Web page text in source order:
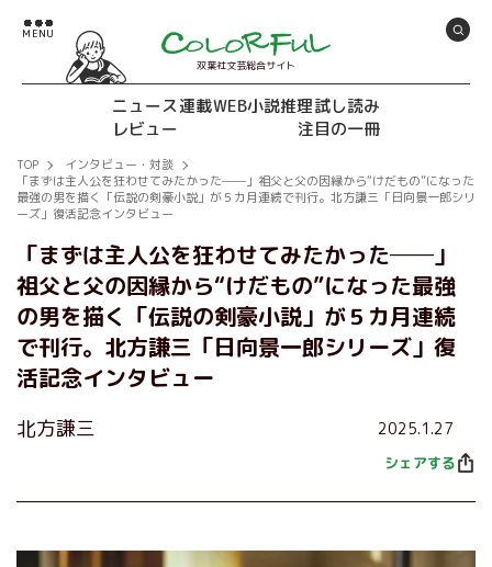
双葉社文芸総合サイト
ニュース連載WEB小説推理試し読み
レビュー
注目の一冊
TOP
インタビュー・対談
「まずは主人公を狂わせてみたかった──」祖父と父の因縁から“けだもの”になった
最強の男を描く「伝説の剣豪小説」が５カ月連続で刊行。北方謙三「日向景一郎シリ
ーズ」復活記念インタビュー
「まずは主人公を狂わせてみたかった──」
祖父と父の因縁から“けだもの”になった最強
の男を描く「伝説の剣豪小説」が５カ月連続
で刊行。北方謙三「日向景一郎シリーズ」復
活記念インタビュー
北方謙三 2025.1.27
シェアする